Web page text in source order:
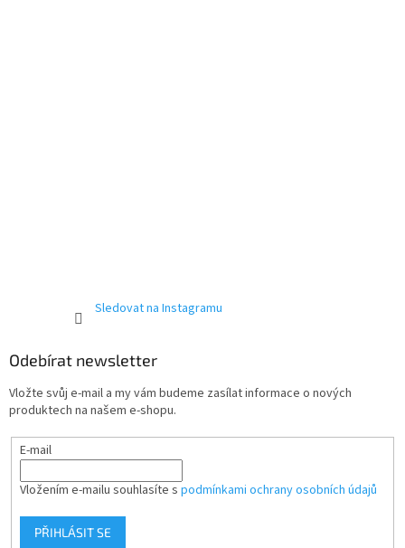
Sledovat na Instagramu
Odebírat newsletter
Vložte svůj e-mail a my vám budeme zasílat informace o nových
produktech na našem e-shopu.
E-mail
Vložením e-mailu souhlasíte s podmínkami ochrany osobních údajů
PŘIHLÁSIT SE